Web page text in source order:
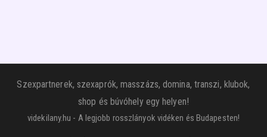
Szexpartnerek, szexaprók, masszázs, domina, transzi, klubok,
shop és búvóhely egy helyen!
videkilany.hu - A legjobb rosszlányok vidéken és Budapesten!